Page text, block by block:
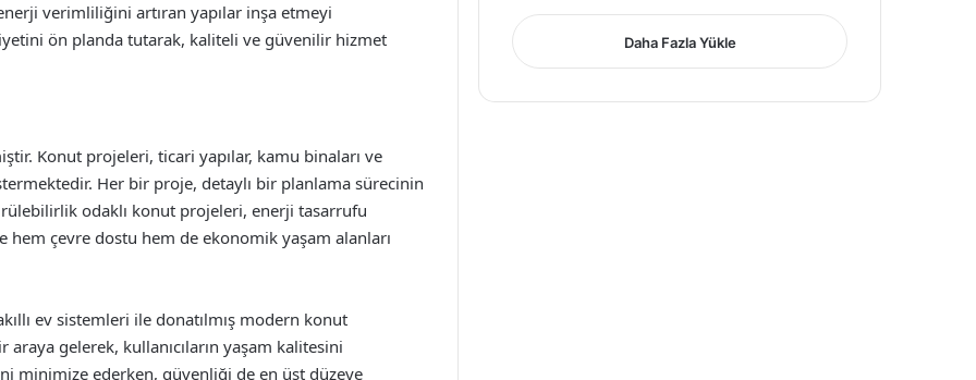
verimliliğini artıran yapılar inşa etmeyi
ön planda tutarak, kaliteli ve güvenilir hizmet
Konut projeleri, ticari yapılar, kamu binaları ve
Her bir proje, detaylı bir planlama sürecinin
odaklı konut projeleri, enerji tasarrufu
hem çevre dostu hem de ekonomik yaşam alanları
ev sistemleri ile donatılmış modern konut
gelerek, kullanıcıların yaşam kalitesini
minimize ederken, güvenliği de en üst düzeye
Daha Fazla Yükle